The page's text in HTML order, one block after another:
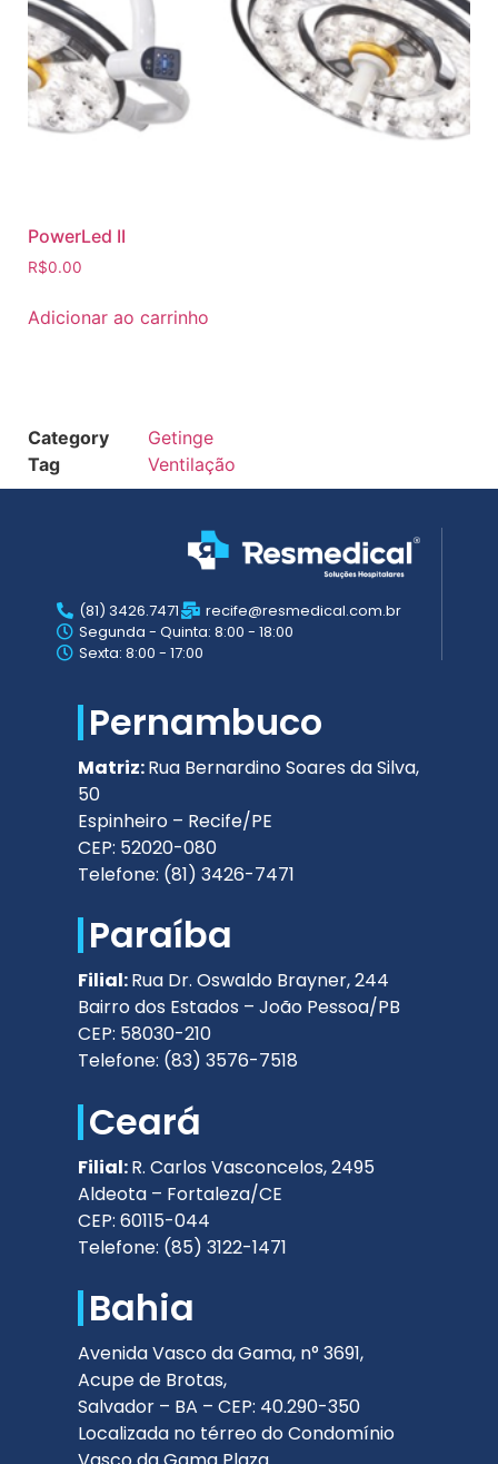
PowerLed II
R$0.00
Adicionar ao carrinho
Category
Getinge
Tag
Ventilação
(81) 3426.7471
recife@resmedical.com.br
Segunda - Quinta: 8:00 - 18:00
Sexta: 8:00 - 17:00
Pernambuco
Matriz:Rua Bernardino Soares da Silva,
50
Espinheiro – Recife/PE
CEP: 52020-080
Telefone: (81) 3426-7471
Paraíba
Filial:Rua Dr. Oswaldo Brayner, 244
Bairro dos Estados – João Pessoa/PB
CEP: 58030-210
Telefone: (83) 3576-7518
Ceará
Filial:R. Carlos Vasconcelos, 2495
Aldeota – Fortaleza/CE
CEP: 60115-044
Telefone: (85) 3122-1471
Bahia
Avenida Vasco da Gama, n° 3691,
Acupe de Brotas,
Salvador – BA – CEP: 40.290-350
Localizada no térreo do Condomínio